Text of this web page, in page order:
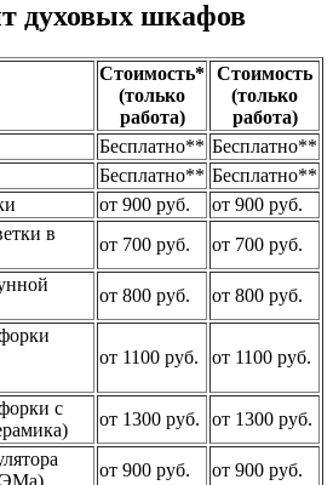
духовых шкафов
Стоимость*
(только
работа)
Стоимость
(только
работа)
Бесплатно** Бесплатно**
Бесплатно** Бесплатно**
от 900 руб.
от 900 руб.
в
от 700 руб.
от 700 руб.
от 800 руб.
от 800 руб.
от 1100 руб. от 1100 руб.
с
от 1300 руб.
от 1300 руб.
от 900 руб.
от 900 руб.